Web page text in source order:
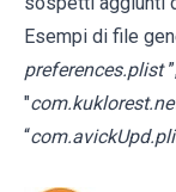
Esempi di file
preferences.plist
"
“